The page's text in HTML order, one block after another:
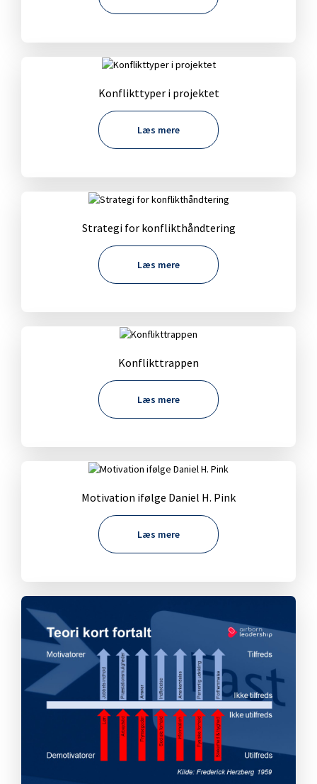
Konflikttyper i projektet
Læs mere
Strategi for konflikthåndtering
Læs mere
Konflikttrappen
Læs mere
Motivation ifølge Daniel H. Pink
Læs mere